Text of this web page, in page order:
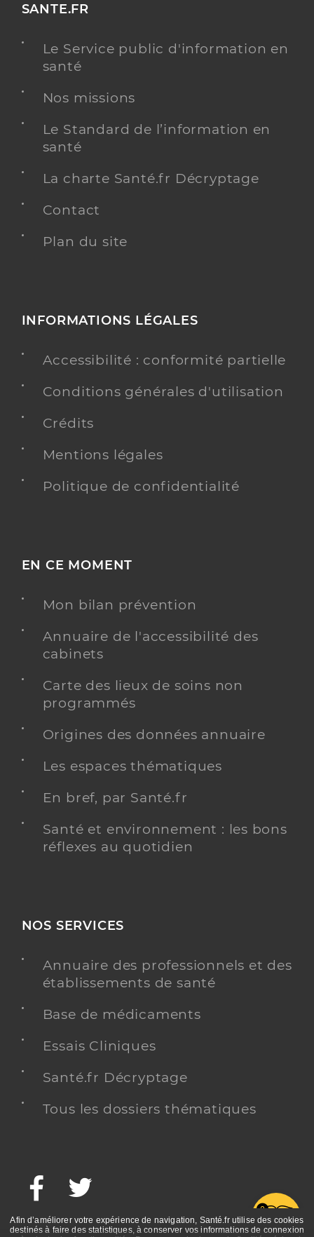
SANTE.FR
Le Service public d'information en
santé
Nos missions
Le Standard de l’information en
santé
La charte Santé.fr Décryptage
Contact
Plan du site
INFORMATIONS LÉGALES
Accessibilité : conformité partielle
Conditions générales d'utilisation
Crédits
Mentions légales
Politique de confidentialité
EN CE MOMENT
Mon bilan prévention
Annuaire de l'accessibilité des
cabinets
Carte des lieux de soins non
programmés
Origines des données annuaire
Les espaces thématiques
En bref, par Santé.fr
Santé et environnement : les bons
réflexes au quotidien
NOS SERVICES
Annuaire des professionnels et des
établissements de santé
Base de médicaments
Essais Cliniques
Santé.fr Décryptage
Tous les dossiers thématiques
Facebook
Afin d’améliorer votre expérience de navigation, Santé.fr utilise des cookies
destinés à faire des statistiques, à conserver vos informations de connexion